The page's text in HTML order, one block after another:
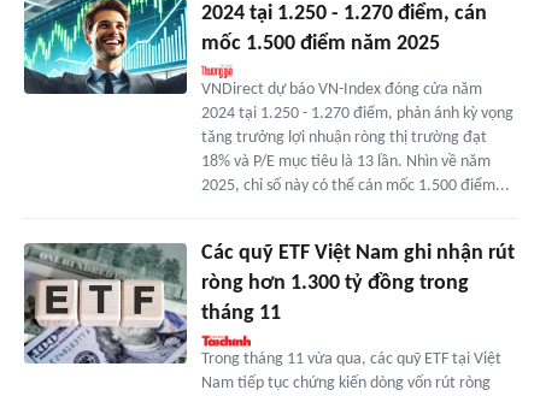
2024 tại 1.250 - 1.270 điểm, cán
mốc 1.500 điểm năm 2025
VNDirect dự báo VN-Index đóng cửa năm
2024 tại 1.250 - 1.270 điểm, phản ánh kỳ vọng
tăng trưởng lợi nhuận ròng thị trường đạt
18% và P/E mục tiêu là 13 lần. Nhìn về năm
2025, chỉ số này có thể cán mốc 1.500 điểm...
Các quỹ ETF Việt Nam ghi nhận rút
ròng hơn 1.300 tỷ đồng trong
tháng 11
Trong tháng 11 vừa qua, các quỹ ETF tại Việt
Nam tiếp tục chứng kiến dòng vốn rút ròng